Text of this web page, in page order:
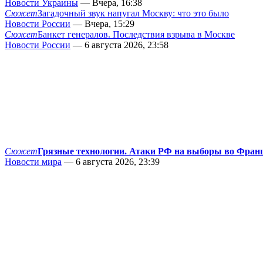
Новости Украины — Вчера, 16:38
СюжетЗагадочный звук напугал Москву: что это было
Новости России — Вчера, 15:29
СюжетБанкет генералов. Последствия взрыва в Москве
Новости России — 6 августа 2026, 23:58
СюжетГрязные технологии. Атаки РФ на выборы во
Новости мира — 6 августа 2026, 23:39